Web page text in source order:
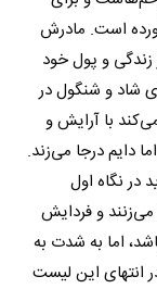
است. مادرش
و پول خود
شاد و شنگول در
با آرایش و
دایم درجا می‌زند.
در نگاه اول
می‌زنند و فردایش
اما به شدت به
انتهای این لیست